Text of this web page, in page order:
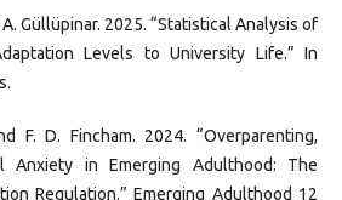
A. Güllüpinar. 2025. “Statistical Analysis of
Levels to University Life.” In
F. D. Fincham. 2024. “Overparenting,
Anxiety in Emerging Adulthood: The
Regulation.” Emerging Adulthood 12